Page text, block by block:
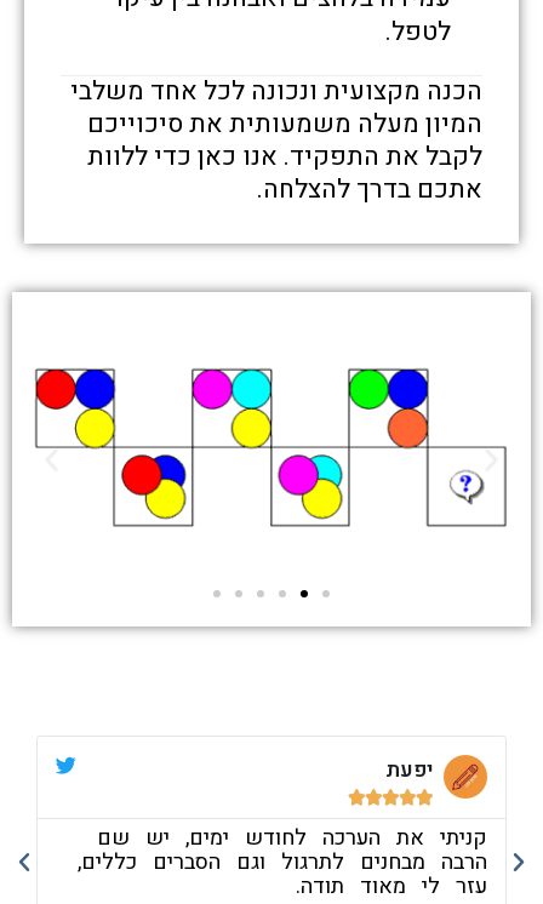
לטפל.
הכנה מקצועית ונכונה לכל אחד משלבי
המיון מעלה משמעותית את סיכוייכם
לקבל את התפקיד. אנו כאן כדי ללוות
אתכם בדרך להצלחה.
יפעת





קניתי את הערכה לחודש ימים, יש שם
הרבה מבחנים לתרגול וגם הסברים כללים,
עזר לי מאוד תודה.